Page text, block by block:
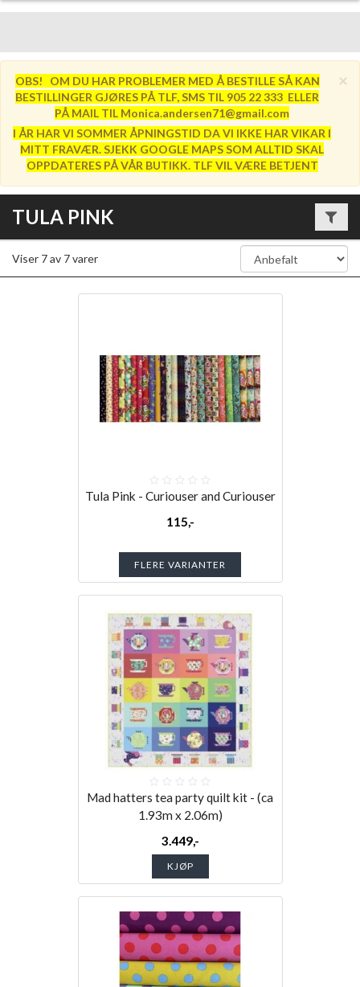
×
OBS! OM DU HAR PROBLEMER MED Å BESTILLE SÅ KAN
BESTILLINGER GJØRES PÅ TLF, SMS TIL 905 22 333 ELLER
PÅ MAIL TIL Monica.andersen71@gmail.com
I ÅR HAR VI SOMMER ÅPNINGSTID DA VI IKKE HAR VIKAR I
MITT FRAVÆR. SJEKK GOOGLE MAPS SOM ALLTID SKAL
OPPDATERES PÅ VÅR BUTIKK. TLF VIL VÆRE BETJENT
TULA PINK
Viser 7av 7varer
Tula Pink - Curiouser and Curiouser
115,-
FLERE VARIANTER
Mad hatters tea party quilt kit - (ca
1.93m x 2.06m)
3.449,-
KJØP